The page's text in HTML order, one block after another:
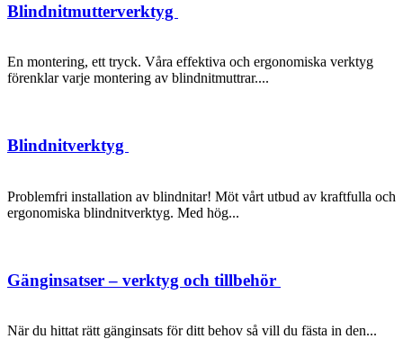
Blindnitmutterverktyg
En montering, ett tryck. Våra effektiva och ergonomiska verktyg
förenklar varje montering av blindnitmuttrar....
Blindnitverktyg
Problemfri installation av blindnitar! Möt vårt utbud av kraftfulla och
ergonomiska blindnitverktyg. Med hög...
Gänginsatser – verktyg och tillbehör
När du hittat rätt gänginsats för ditt behov så vill du fästa in den...